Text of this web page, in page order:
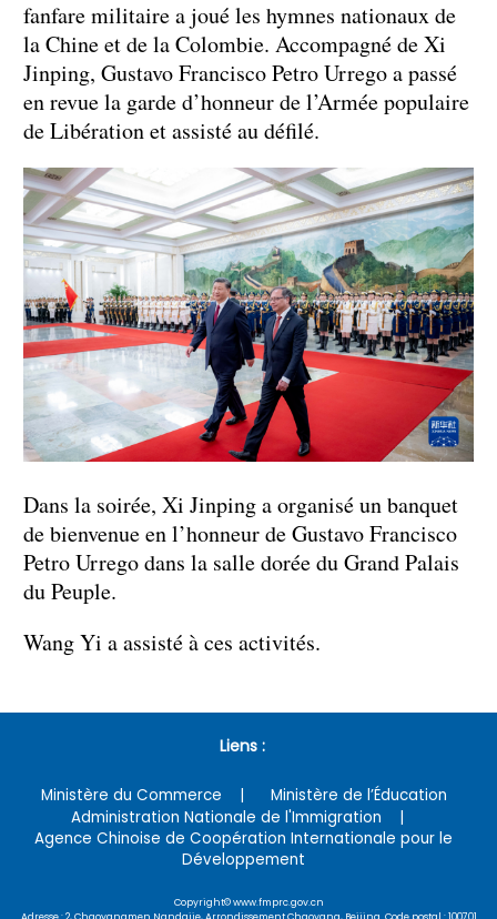
fanfare militaire a joué les hymnes nationaux de
la Chine et de la Colombie. Accompagné de Xi
Jinping, Gustavo Francisco Petro Urrego a passé
en revue la garde d’honneur de l’Armée populaire
de Libération et assisté au défilé.
Dans la soirée, Xi Jinping a organisé un banquet
de bienvenue en l’honneur de Gustavo Francisco
Petro Urrego dans la salle dorée du Grand Palais
du Peuple.
Wang Yi a assisté à ces activités.
Liens :
Ministère du Commerce
Ministère de l’Éducation
Administration Nationale de l'Immigration
Agence Chinoise de Coopération Internationale pour le
Développement
Copyright© www.fmprc.gov.cn